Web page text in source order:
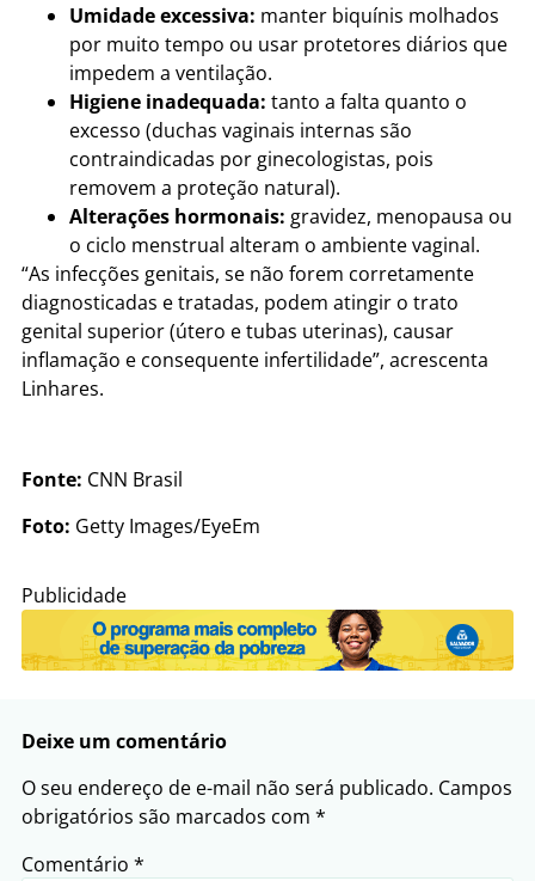
Umidade excessiva: manter biquínis molhados
por muito tempo ou usar protetores diários que
impedem a ventilação.
Higiene inadequada: tanto a falta quanto o
excesso (duchas vaginais internas são
contraindicadas por ginecologistas, pois
removem a proteção natural).
Alterações hormonais: gravidez, menopausa ou
o ciclo menstrual alteram o ambiente vaginal.
“As infecções genitais, se não forem corretamente
diagnosticadas e tratadas, podem atingir o trato
genital superior (útero e tubas uterinas), causar
inflamação e consequente infertilidade”, acrescenta
Linhares.
Fonte: CNN Brasil
Foto: Getty Images/EyeEm
Publicidade
Deixe um comentário
O seu endereço de e-mail não será publicado. Campos
obrigatórios são marcados com *
Comentário *